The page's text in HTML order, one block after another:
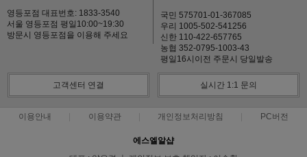
영등포점 대표번호: 1833-3540
서울 영등포점 평일10:00~19:30
방문시 영등포점을 이용해 주세요
국민 575701-01-367085
우리 1005-502-541256
신한 110-422-657765
농협 352-0795-1003-43
평일16시이전 주문시 당일발송
고객센터 연결 실시간 1:1 문의
이용안내 이용약관 개인정보처리방침 PC버전
에스엘알샵